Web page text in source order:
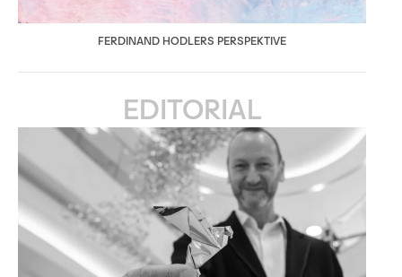
FERDINAND HODLERS PERSPEKTIVE
EDITORIAL